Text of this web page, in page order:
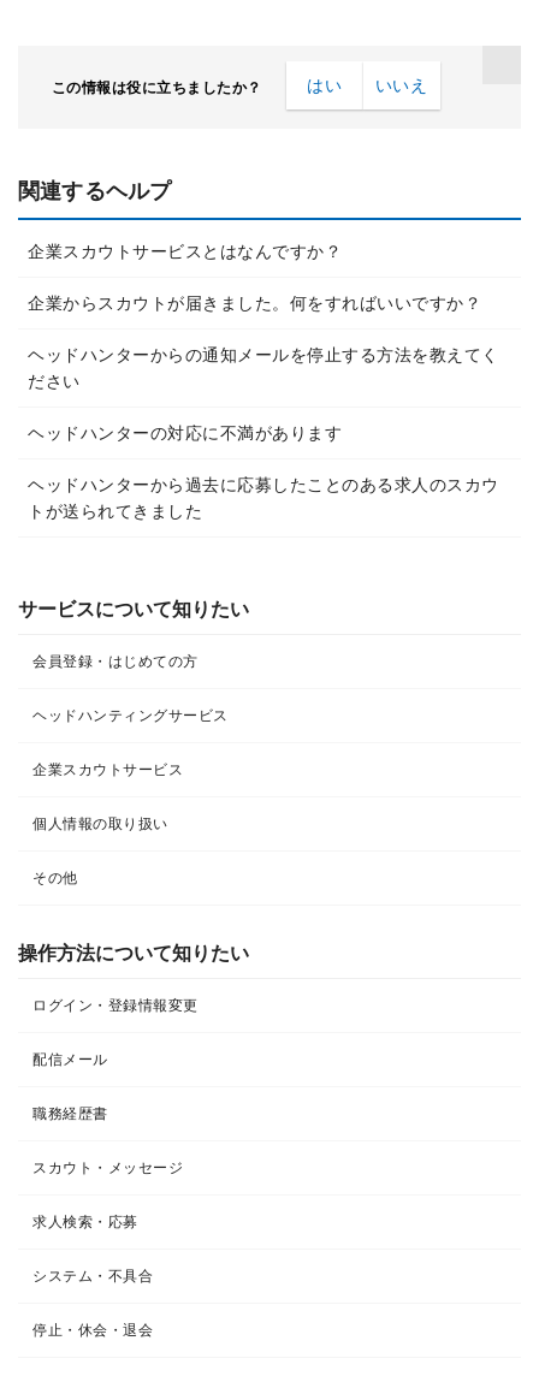
サービスについて知りたい
会員登録・はじめての方
ヘッドハンティングサービス
企業スカウトサービス
個人情報の取り扱い
その他
操作方法について知りたい
ログイン・登録情報変更
配信メール
職務経歴書
スカウト・メッセージ
求人検索・応募
システム・不具合
停止・休会・退会
この情報は役に立ちましたか？ はい いいえ
関連するヘルプ
企業スカウトサービスとはなんですか？
企業からスカウトが届きました。何をすればいいですか？
ヘッドハンターからの通知メールを停止する方法を教えてく
ださい
ヘッドハンターの対応に不満があります
ヘッドハンターから過去に応募したことのある求人のスカウ
トが送られてきました